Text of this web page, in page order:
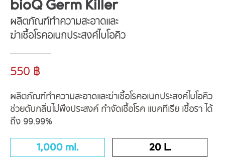
bioQ Germ Killer
ผลิตภัณฑ์ทำความสะอาดและ
ฆ่าเชื้อโรคอเนกประสงค์ไบโอคิว
550 ฿
ผลิตภัณฑ์ทำความสะอาดและฆ่าเชื้อโรคอเนกประสงค์ไบโอคิว
ช่วยดับกลิ่นไม่พึงประสงค์ กำจัดเชื้อโรค แบคทีเรีย เชื้อรา ได้
ถึง 99.99%
1,000 ml. 20 L.